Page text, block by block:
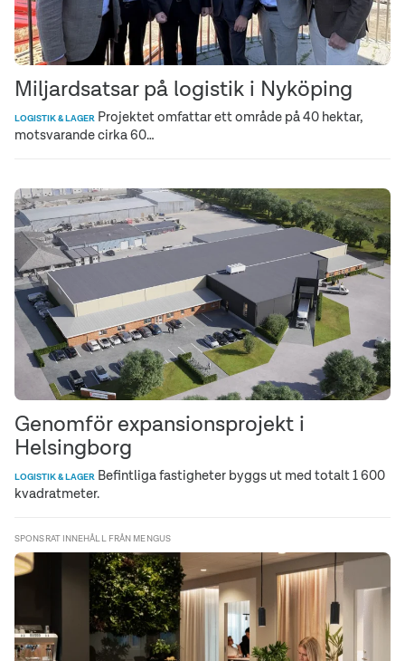
Miljardsatsar på logistik i Nyköping
LOGISTIK & LAGER Projektet omfattar ett område på 40 hektar,
motsvarande cirka 60…
Genomför expansionsprojekt i
Helsingborg
LOGISTIK & LAGER Befintliga fastigheter byggs ut med totalt 1 600
kvadratmeter.
SPONSRAT INNEHÅLL FRÅN MENGUS